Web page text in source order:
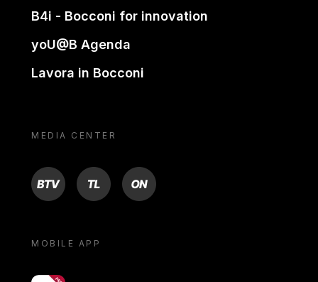
B4i - Bocconi for innovation
yoU@B Agenda
Lavora in Bocconi
MEDIA CENTER
BTV TL ON
MOBILE APP